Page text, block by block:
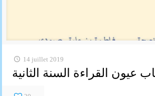
14 juillet 2019
عيون القراءة السنة الثانية